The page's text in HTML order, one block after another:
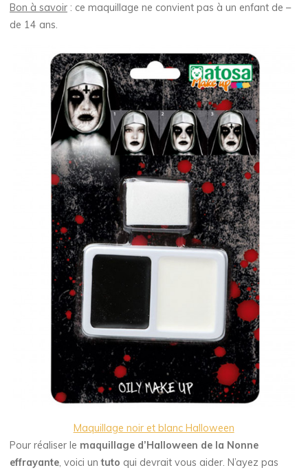
Bon à savoir : ce maquillage ne convient pas à un enfant de –
de 14 ans.
Maquillage noir et blanc Halloween
Pour réaliser le maquillage d’Halloween de la Nonne
effrayante, voici un tuto qui devrait vous aider. N’ayez pas